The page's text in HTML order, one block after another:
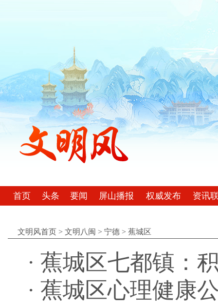
首页 头条 要闻 屏山播报 权威发布 资讯
文明风首页 > 文明八闽 > 宁德 > 蕉城区
· 蕉城区七都镇：
· 蕉城区心理健康